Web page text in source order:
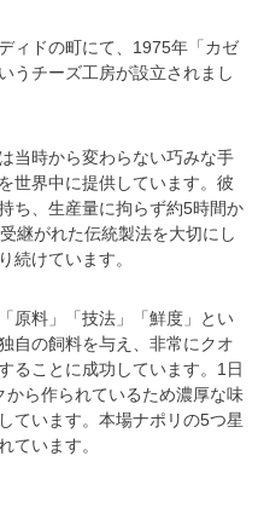
ィドの町にて、1975年「カゼ
うチーズ工房が設立されまし
当時から変わらない巧みな手
世界中に提供しています。彼
ち、生産量に拘らず約5時間か
継がれた伝統製法を大切にし
続けています。
原料」「技法」「鮮度」とい
自の飼料を与え、非常にクオ
ることに成功しています。1日
ら作られているため濃厚な味
ています。本場ナポリの5つ星
ています。